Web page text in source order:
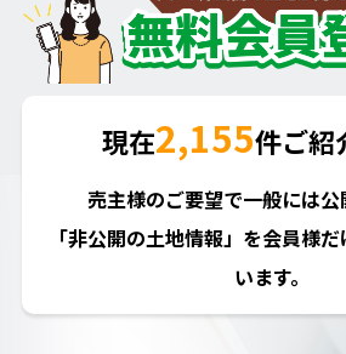
現在2,155件ご紹
売主様のご要望で一般には
「非公開の土地情報」を会員様
います。